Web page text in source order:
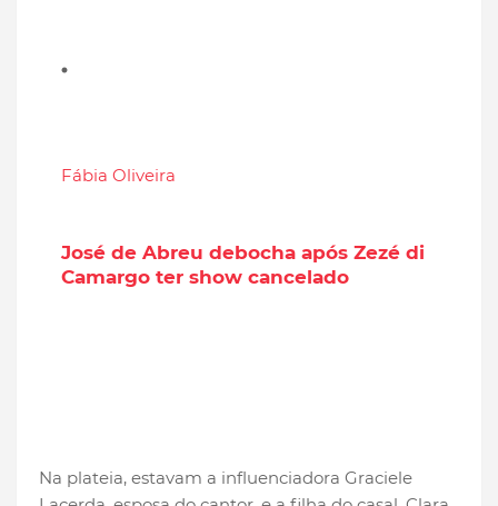
Fábia Oliveira
José de Abreu debocha após Zezé di
Camargo ter show cancelado
Na plateia, estavam a influenciadora Graciele